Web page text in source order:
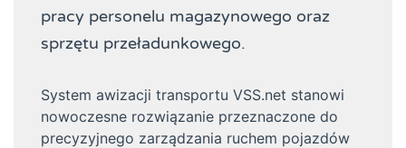
pracy personelu magazynowego oraz
sprzętu przeładunkowego.
System awizacji transportu VSS.net stanowi
nowoczesne rozwiązanie przeznaczone do
precyzyjnego zarządzania ruchem pojazdów